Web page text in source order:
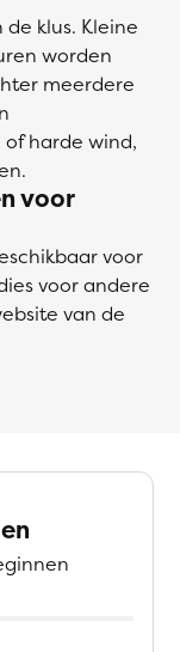
klus. Kleine
worden
meerdere
harde wind,
voor
voor
voor andere
van de